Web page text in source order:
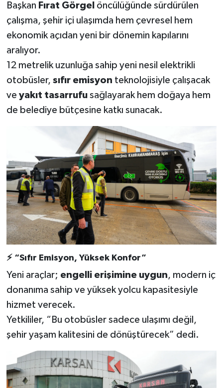
Başkan Fırat Görgel öncülüğünde sürdürülen
çalışma, şehir içi ulaşımda hem çevresel hem
ekonomik açıdan yeni bir dönemin kapılarını
aralıyor.
12 metrelik uzunluğa sahip yeni nesil elektrikli
otobüsler, sıfır emisyon teknolojisiyle çalışacak
ve yakıt tasarrufusağlayarak hem doğaya hem
de belediye bütçesine katkı sunacak.
⚡ “Sıfır Emisyon, Yüksek Konfor”
Yeni araçlar; engelli erişimine uygun, modern iç
donanıma sahip ve yüksek yolcu kapasitesiyle
hizmet verecek.
Yetkililer, “Bu otobüsler sadece ulaşımı değil,
şehir yaşam kalitesini de dönüştürecek” dedi.
BİLİMNET
Yemek
SİVİL TOPLUM
SEÇİM 2014
KİM KİMDİR
ÇEK GÖNDER
KİTAP
HEDEF2020
OTOMOBİL
MİZAH
TARİH
Genel
Politika
BÖLGEDEN